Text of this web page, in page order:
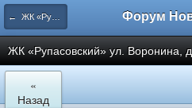
← ЖК «Рупасовский»
ЖК «Рупасовский» ул. Воронина,
«
Назад